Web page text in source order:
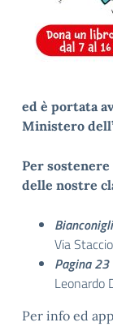
ed è portata
Ministero
Per
delle nostre
Via
Pagina 23
Leonardo
Per info ed